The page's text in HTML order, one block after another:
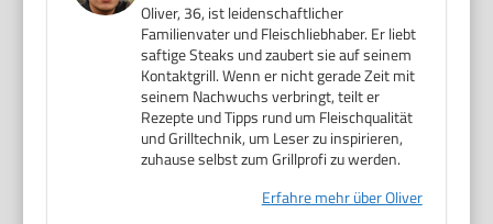
Oliver, 36, ist leidenschaftlicher
Familienvater und Fleischliebhaber. Er liebt
saftige Steaks und zaubert sie auf seinem
Kontaktgrill. Wenn er nicht gerade Zeit mit
seinem Nachwuchs verbringt, teilt er
Rezepte und Tipps rund um Fleischqualität
und Grilltechnik, um Leser zu inspirieren,
zuhause selbst zum Grillprofi zu werden.
Erfahre mehr über Oliver